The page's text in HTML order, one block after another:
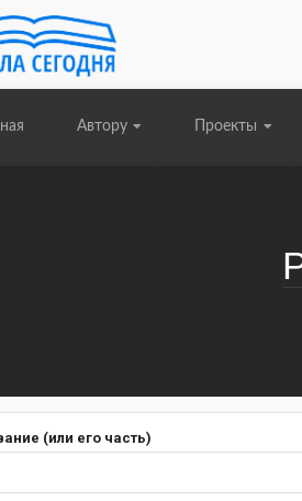
Автору Проекты
(или его часть)